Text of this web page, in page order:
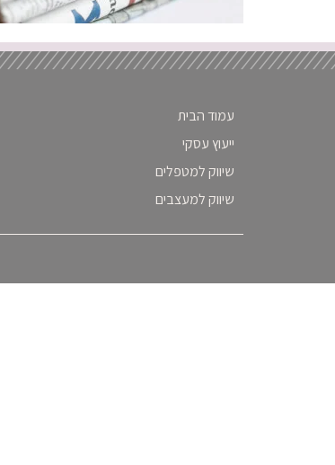
עמוד הבית
ייעוץ עסקי
שיווק למטפלים
שיווק למעצבים